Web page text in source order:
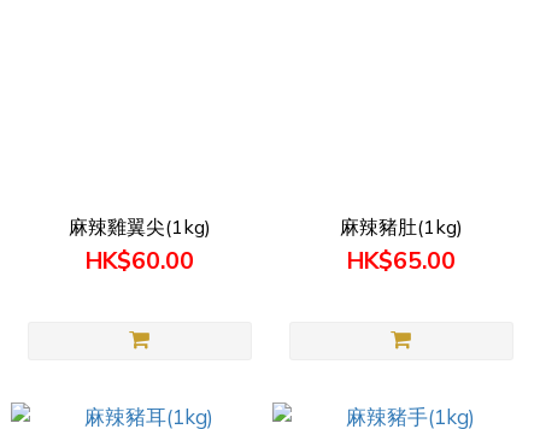
麻辣雞翼尖(1kg)
HK$60.00
麻辣豬肚(1kg)
HK$65.00